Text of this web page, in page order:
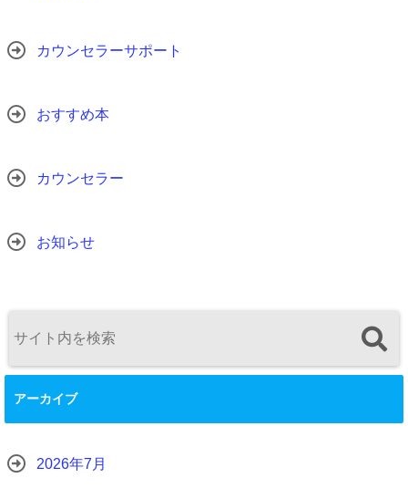
カウンセラーサポート
おすすめ本
カウンセラー
お知らせ
アーカイブ
2026年7月